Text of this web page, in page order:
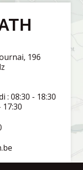
196
: 08:30 - 18:30
17:30